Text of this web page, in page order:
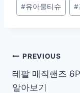
#유아물티슈 #
Post
PREVIOUS
테팔 매직핸즈
알아보기